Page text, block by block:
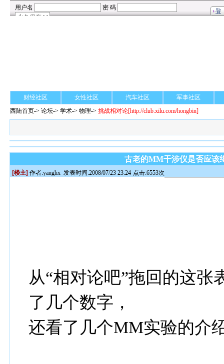
财经社区 女性社区 汽车社区
军事社区
西陆首页->论坛->学术-> 物理->挑战相对论[http://club.xilu.com/hongbin]
古老的MM干涉仪是否应该
[楼主] 作者:yanghx 发表时间:2008/07/23 23:24 点击:6553次
从“相对论吧”拖回的这
了几个数字，
还看了几个MM实验的介